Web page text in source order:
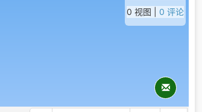
0 视图 | 0 评论